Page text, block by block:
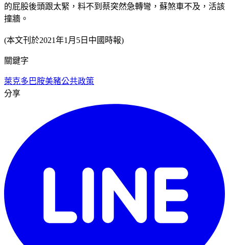
的屁股後頭跟太緊，料不到蔡突然急轉彎，蘇煞車不及，活該
撞牆。
(本文刊於2021年1月5日中國時報)
關鍵字
萊克多巴胺美豬公共政策
分享